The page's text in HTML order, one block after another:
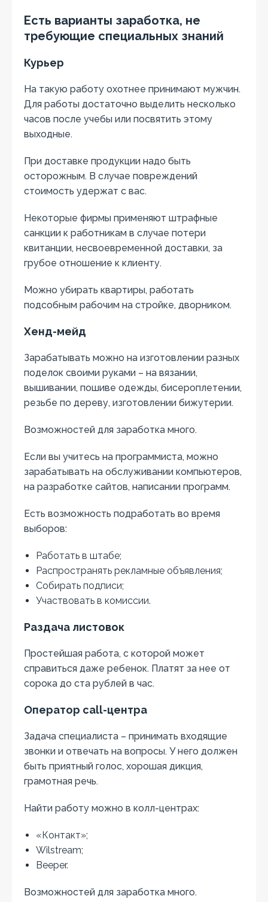
Есть варианты заработка, не
требующие специальных знаний
Курьер
На такую работу охотнее принимают мужчин.
Для работы достаточно выделить несколько
часов после учебы или посвятить этому
выходные.
При доставке продукции надо быть
осторожным. В случае повреждений
стоимость удержат с вас.
Некоторые фирмы применяют штрафные
санкции к работникам в случае потери
квитанции, несвоевременной доставки, за
грубое отношение к клиенту.
Можно убирать квартиры, работать
подсобным рабочим на стройке, дворником.
Хенд-мейд
Зарабатывать можно на изготовлении разных
поделок своими руками – на вязании,
вышивании, пошиве одежды, бисероплетении,
резьбе по дереву, изготовлении бижутерии.
Возможностей для заработка много.
Если вы учитесь на программиста, можно
зарабатывать на обслуживании компьютеров,
на разработке сайтов, написании программ.
Есть возможность подработать во время
выборов:
Работать в штабе;
Распространять рекламные объявления;
Собирать подписи;
Участвовать в комиссии.
Раздача листовок
Простейшая работа, с которой может
справиться даже ребенок. Платят за нее от
сорока до ста рублей в час.
Оператор call-центра
Задача специалиста – принимать входящие
звонки и отвечать на вопросы. У него должен
быть приятный голос, хорошая дикция,
грамотная речь.
Найти работу можно в колл-центрах:
«Контакт»;
Wilstream;
Beeper.
Возможностей для заработка много.